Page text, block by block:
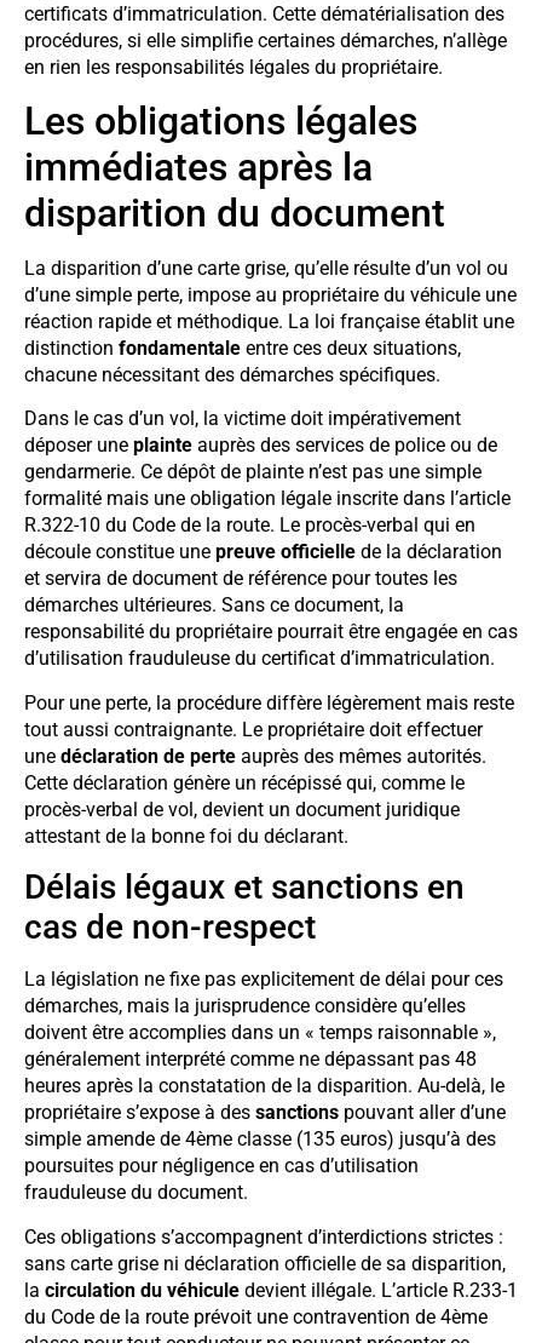
certificats d’immatriculation. Cette dématérialisation des
procédures, si elle simplifie certaines démarches, n’allège
en rien les responsabilités légales du propriétaire.
Les obligations légales
immédiates après la
disparition du document
La disparition d’une carte grise, qu’elle résulte d’un vol ou
d’une simple perte, impose au propriétaire du véhicule une
réaction rapide et méthodique. La loi française établit une
distinction fondamentale entre ces deux situations,
chacune nécessitant des démarches spécifiques.
Dans le cas d’un vol, la victime doit impérativement
déposer une plainte auprès des services de police ou de
gendarmerie. Ce dépôt de plainte n’est pas une simple
formalité mais une obligation légale inscrite dans l’article
R.322-10 du Code de la route. Le procès-verbal qui en
découle constitue une preuve officielle de la déclaration
et servira de document de référence pour toutes les
démarches ultérieures. Sans ce document, la
responsabilité du propriétaire pourrait être engagée en cas
d’utilisation frauduleuse du certificat d’immatriculation.
Pour une perte, la procédure diffère légèrement mais reste
tout aussi contraignante. Le propriétaire doit effectuer
une déclaration de perte auprès des mêmes autorités.
Cette déclaration génère un récépissé qui, comme le
procès-verbal de vol, devient un document juridique
attestant de la bonne foi du déclarant.
Délais légaux et sanctions en
cas de non-respect
La législation ne fixe pas explicitement de délai pour ces
démarches, mais la jurisprudence considère qu’elles
doivent être accomplies dans un « temps raisonnable »,
généralement interprété comme ne dépassant pas 48
heures après la constatation de la disparition. Au-delà, le
propriétaire s’expose à des sanctions pouvant aller d’une
simple amende de 4ème classe (135 euros) jusqu’à des
poursuites pour négligence en cas d’utilisation
frauduleuse du document.
Ces obligations s’accompagnent d’interdictions strictes :
sans carte grise ni déclaration officielle de sa disparition,
la circulation du véhicule devient illégale. L’article R.233-1
du Code de la route prévoit une contravention de 4ème